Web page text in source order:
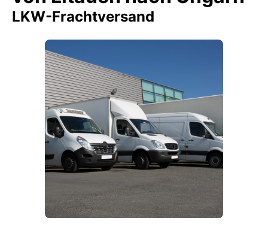
LKW-Frachtversand